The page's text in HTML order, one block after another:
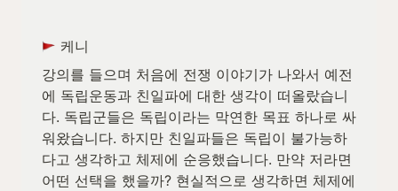
케니
강의를 들으며 처음에 전쟁 이야기가 나와서 예전
에 독립운동과 친일파에 대한 생각이 떠올랐습니
다. 독립군들은 독립이라는 막연한 목표 하나로 싸
워왔습니다. 하지만 친일파들은 독립이 불가능하
다고 생각하고 체제에 순응했습니다. 만약 저라면
어떤 선택을 했을까? 현실적으로 생각하면 체제에